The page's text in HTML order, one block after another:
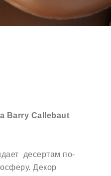
Barry Callebaut
десертам по-
Декор